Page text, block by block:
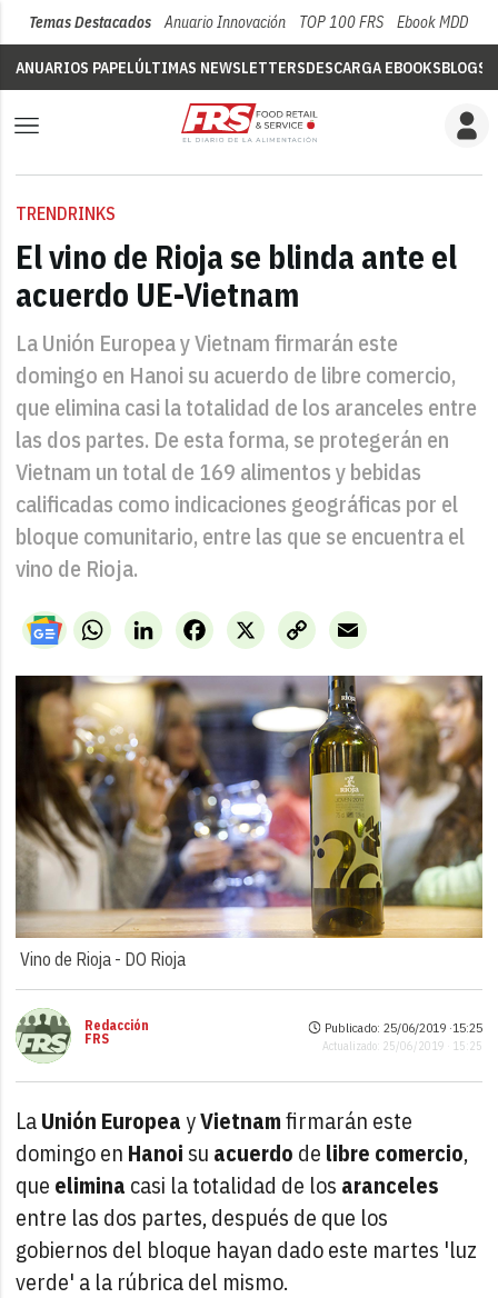
Temas Destacados Anuario Innovación TOP 100 FRS Ebook MDD
ANUARIOS PAPELÚLTIMAS NEWSLETTERSDESCARGA EBOOKSBLOGS
TRENDRINKS
El vino de Rioja se blinda ante el
acuerdo UE-Vietnam
La Unión Europea y Vietnam firmarán este
domingo en Hanoi su acuerdo de libre comercio,
que elimina casi la totalidad de los aranceles entre
las dos partes. De esta forma, se protegerán en
Vietnam un total de 169 alimentos y bebidas
calificadas como indicaciones geográficas por el
bloque comunitario, entre las que se encuentra el
vino de Rioja.
WhatsAppLinkedIn X
Facebook
Copy
Link
Email
Vino de Rioja - DO Rioja
Redacción
FRS
Publicado: 25/06/2019 ·15:25
Actualizado: 25/06/2019 · 15:25
LaUnión EuropeayVietnamfirmarán este
domingo en Hanoi su acuerdo de libre comercio,
que elimina casi la totalidad de los aranceles
entre las dos partes, después de que los
gobiernos del bloque hayan dado este martes 'luz
verde' a la rúbrica del mismo.